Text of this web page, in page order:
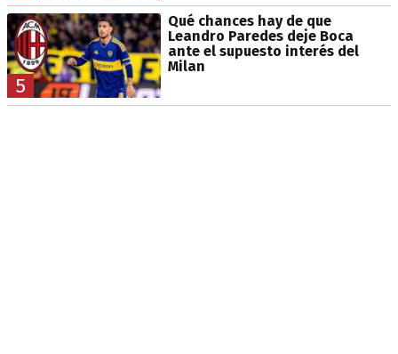
5
Qué chances hay de que
Leandro Paredes deje Boca
ante el supuesto interés del
Milan